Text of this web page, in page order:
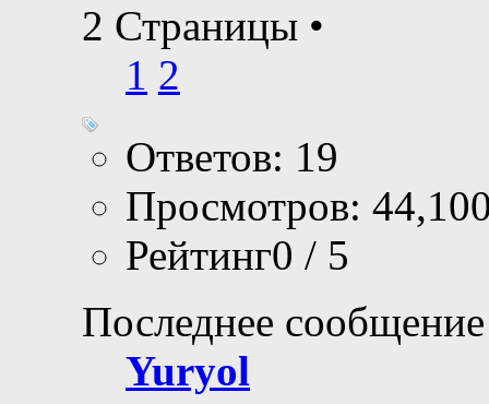
2 Страницы •
1 2
Ответов: 19
Просмотров:
Рейтинг0 / 5
Последнее
Yuryol